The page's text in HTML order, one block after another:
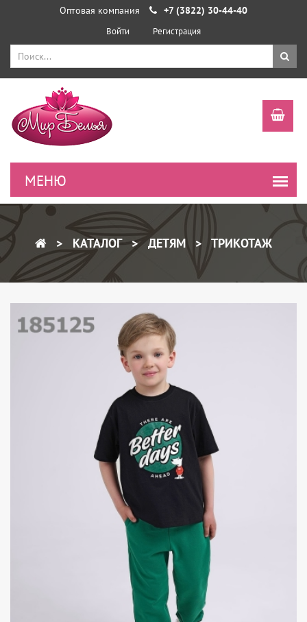
Оптовая компания +7 (3822) 30-44-40
Войти Регистрация
КАТАЛОГ ДЕТЯМ ТРИКОТАЖ